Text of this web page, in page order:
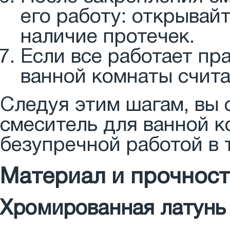
его работу:
наличие протечек.
Если все работает
ванной комнаты
Следуя этим шагам, вы
смеситель для ванной
безупречной работой в
Материал и
Хромированная латунь